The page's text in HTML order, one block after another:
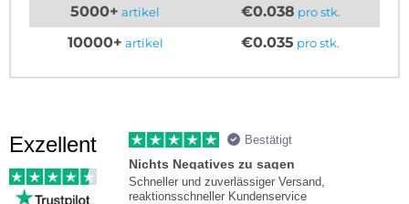
5000+ artikel €0.038 pro stk.
10000+ artikel €0.035 pro stk.
Exzellent Bestätigt
Nichts Negatives zu sagen
Schneller und zuverlässiger Versand,
reaktionsschneller Kundenservice